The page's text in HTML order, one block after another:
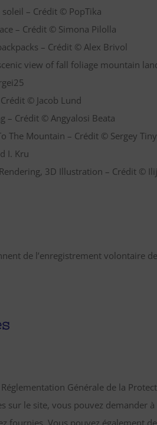
soleil – Crédit © PopTika
– Crédit © Simona Pilolla
– Crédit © Alex Brivol
view of fall foliage mountain
© Jacob Lund
– Crédit © Angyalosi Beata
The Mountain – Crédit © Sergey
I. Kru
3D Illustration – Crédit ©
de l’enregistrement volontaire
Générale de la
sur le site, vous pouvez
fournies. Vous pouvez également